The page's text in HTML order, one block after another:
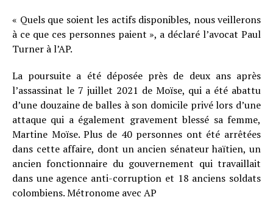
« Quels que soient les actifs disponibles, nous veillerons
à ce que ces personnes paient », a déclaré l’avocat Paul
Turner à l’AP.
La poursuite a été déposée près de deux ans après
l’assassinat le 7 juillet 2021 de Moïse, qui a été abattu
d’une douzaine de balles à son domicile privé lors d’une
attaque qui a également gravement blessé sa femme,
Martine Moïse. Plus de 40 personnes ont été arrêtées
dans cette affaire, dont un ancien sénateur haïtien, un
ancien fonctionnaire du gouvernement qui travaillait
dans une agence anti-corruption et 18 anciens soldats
colombiens. Métronome avec AP